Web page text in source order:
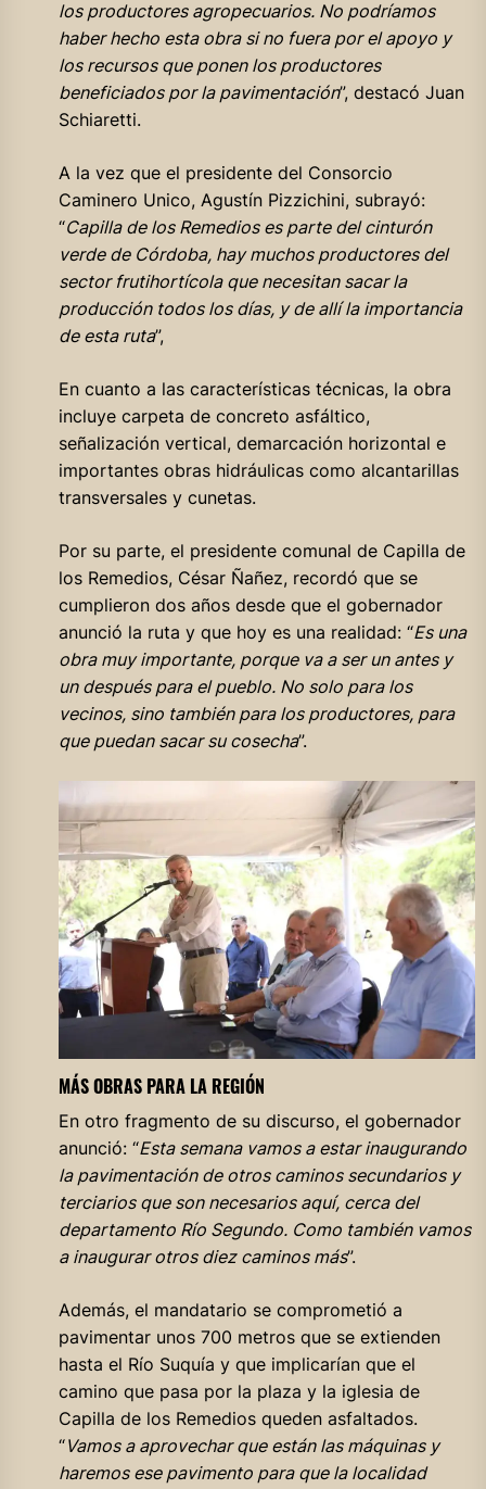
los productores agropecuarios. No podríamos
haber hecho esta obra si no fuera por el apoyo y
los recursos que ponen los productores
beneficiados por la pavimentación”, destacó Juan
Schiaretti.
A la vez que el presidente del Consorcio
Caminero Unico, Agustín Pizzichini, subrayó:
“Capilla de los Remedios es parte del cinturón
verde de Córdoba, hay muchos productores del
sector frutihortícola que necesitan sacar la
producción todos los días, y de allí la importancia
de esta ruta”,
En cuanto a las características técnicas, la obra
incluye carpeta de concreto asfáltico,
señalización vertical, demarcación horizontal e
importantes obras hidráulicas como alcantarillas
transversales y cunetas.
Por su parte, el presidente comunal de Capilla de
los Remedios, César Ñañez, recordó que se
cumplieron dos años desde que el gobernador
anunció la ruta y que hoy es una realidad: “Es una
obra muy importante, porque va a ser un antes y
un después para el pueblo. No solo para los
vecinos, sino también para los productores, para
que puedan sacar su cosecha”.
MÁS OBRAS PARA LA REGIÓN
En otro fragmento de su discurso, el gobernador
anunció: “Esta semana vamos a estar inaugurando
la pavimentación de otros caminos secundarios y
terciarios que son necesarios aquí, cerca del
departamento Río Segundo. Como también vamos
a inaugurar otros diez caminos más”.
Además, el mandatario se comprometió a
pavimentar unos 700 metros que se extienden
hasta el Río Suquía y que implicarían que el
camino que pasa por la plaza y la iglesia de
Capilla de los Remedios queden asfaltados.
“Vamos a aprovechar que están las máquinas y
haremos ese pavimento para que la localidad